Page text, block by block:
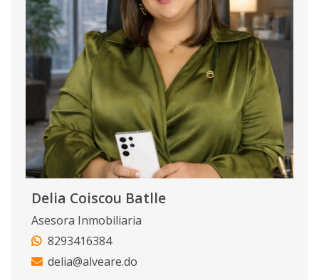
Delia Coiscou Batlle
Asesora Inmobiliaria
8293416384
delia@alveare.do